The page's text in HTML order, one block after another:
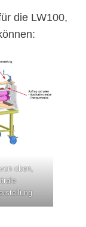
die LW100,
oben,